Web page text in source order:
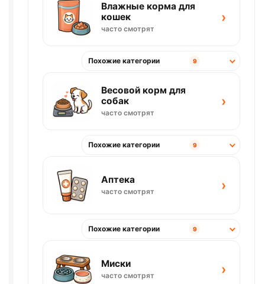
Влажные корма для
кошек
часто смотрят
›
Похожие категории 9
Весовой корм для
собак
часто смотрят
›
Похожие категории 9
Аптека
часто смотрят ›
Похожие категории 9
Миски
часто смотрят ›